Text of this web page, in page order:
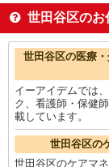
WEBデザイナー・コ
WEBディレクター・
看護師・保健師・看
世田谷区の他の職種
世田谷区のお
世田谷区の医療
イーアイデムでは
ク、看護師・保健
載しています。
世田谷区の
世田谷区のケアマ